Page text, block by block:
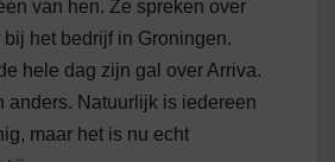
van hen. Ze spreken over
het bedrijf in Groningen.
hele dag zijn gal over Arriva.
anders. Natuurlijk is iedereen
maar het is nu echt